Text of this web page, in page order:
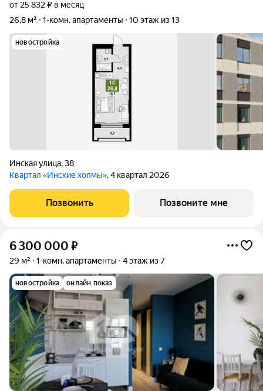
от 25 832 ₽ в месяц
26,8 м²
1-комн. апартаменты 10 этаж из 13
новостройка
Инская улица,38
Квартал «Инские холмы», 4 квартал 2026
Позвонить Позвоните мне
6 300 000 ₽
29 м² 1-комн. апартаменты 4 этаж из 7
новостройка онлайн показ